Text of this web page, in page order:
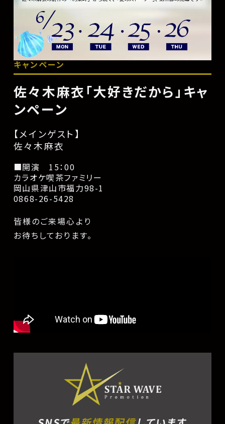
キャンペーン
佐々木麻衣「大好きだから」キャ
ンペーン
【メインゲスト】
佐々木麻衣
■開演 15：00
カラオケ喫茶ファミリー
岡山県津山市福力98-1
0868-26-5428
皆様のご来場心より
お待ちしております。